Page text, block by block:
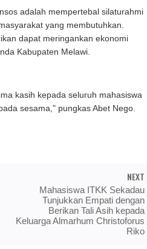
adalah mempertebal silaturahmi
yang membutuhkan.
dapat meringankan ekonomi
Kabupaten Melawi.
kasih kepada seluruh mahasiswa
sesama," pungkas Abet Nego.
NEXT
Mahasiswa ITKK Sekadau
Tunjukkan Empati dengan
Berikan Tali Asih kepada
Keluarga Almarhum Christoforus
Riko